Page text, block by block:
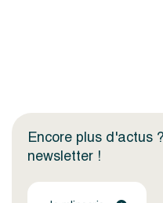
Encore plus d'actus
newsletter !